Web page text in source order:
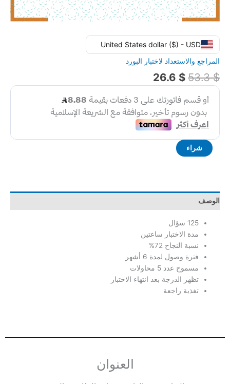
United States dollar ($) - USD
المراجع والاستعداد لاختبار البورد
53.3$
26.6 $
شراء
الوصف
125 سؤال
مدة الاختبار ساعتين
نسبة النجاح 72%
فترة وصول لمدة 6 أشهر
مسموح عدد 5 محاولات
تظهر الدرجة بعد انتهاء الاختبار
تغذية راجعة
العنوان